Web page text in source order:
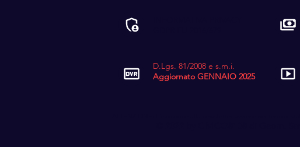
D.Lgs. 81/2008 e s.m.i.
Aggiornato GENNAIO 2025